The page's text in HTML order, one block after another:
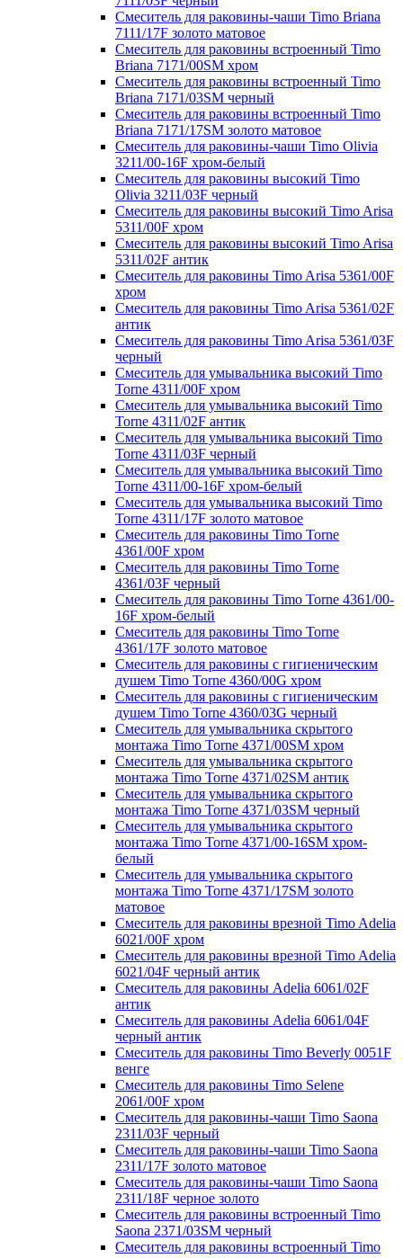
Смеситель для раковины-чаши Timo Briana
7111/17F золото матовое
Смеситель для раковины встроенный Timo
Briana 7171/00SM хром
Смеситель для раковины встроенный Timo
Briana 7171/03SM черный
Смеситель для раковины встроенный Timo
Briana 7171/17SM золото матовое
Смеситель для раковины-чаши Timo Olivia
3211/00-16F хром-белый
Смеситель для раковины высокий Timo
Olivia 3211/03F черный
Смеситель для раковины высокий Timo Arisa
5311/00F хром
Смеситель для раковины высокий Timo Arisa
5311/02F антик
Смеситель для раковины Timo Arisa 5361/00F
хром
Смеситель для раковины Timo Arisa 5361/02F
антик
Смеситель для раковины Timo Arisa 5361/03F
черный
Смеситель для умывальника высокий Timo
Torne 4311/00F хром
Смеситель для умывальника высокий Timo
Torne 4311/02F антик
Смеситель для умывальника высокий Timo
Torne 4311/03F черный
Смеситель для умывальника высокий Timo
Torne 4311/00-16F хром-белый
Смеситель для умывальника высокий Timo
Torne 4311/17F золото матовое
Смеситель для раковины Timo Torne
4361/00F хром
Смеситель для раковины Timo Torne
4361/03F черный
Смеситель для раковины Timo Torne 4361/00-
16F хром-белый
Смеситель для раковины Timo Torne
4361/17F золото матовое
Смеситель для раковины с гигиеническим
душем Timo Torne 4360/00G хром
Смеситель для раковины с гигиеническим
душем Timo Torne 4360/03G черный
Смеситель для умывальника скрытого
монтажа Timo Torne 4371/00SM хром
Смеситель для умывальника скрытого
монтажа Timo Torne 4371/02SM антик
Смеситель для умывальника скрытого
монтажа Timo Torne 4371/03SM черный
Смеситель для умывальника скрытого
монтажа Timo Torne 4371/00-16SM хром-
белый
Смеситель для умывальника скрытого
монтажа Timo Torne 4371/17SM золото
матовое
Смеситель для раковины врезной Timo Adelia
6021/00F хром
Смеситель для раковины врезной Timo Adelia
6021/04F черный антик
Смеситель для раковины Adelia 6061/02F
антик
Смеситель для раковины Adelia 6061/04F
черный антик
Смеситель для раковины Timo Beverly 0051F
венге
Смеситель для раковины Timo Selene
2061/00F хром
Смеситель для раковины-чаши Timo Saona
2311/03F черный
Смеситель для раковины-чаши Timo Saona
2311/17F золото матовое
Смеситель для раковины-чаши Timo Saona
2311/18F черное золото
Смеситель для раковины встроенный Timo
Saona 2371/03SM черный
Смеситель для раковины встроенный Timo